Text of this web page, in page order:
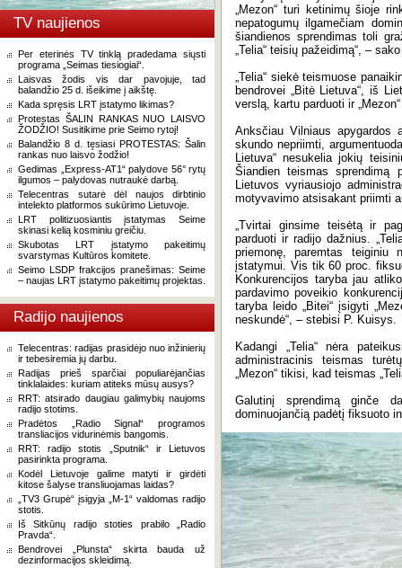
TV naujienos
Per eterinės TV tinklą pradedama siųsti
programa „Seimas tiesiogiai“.
Laisvas žodis vis dar pavojuje, tad
balandžio 25 d. išeikime į aikštę.
Kada spręsis LRT įstatymo likimas?
Protestas ŠALIN RANKAS NUO LAISVO
ŽODŽIO! Susitikime prie Seimo rytoj!
Balandžio 8 d. tęsiasi PROTESTAS: Šalin
rankas nuo laisvo žodžio!
Gedimas „Express-AT1“ palydove 56° rytų
ilgumos – palydovas nutraukė darbą.
Telecentras sutarė dėl naujos dirbtinio
intelekto platformos sukūrimo Lietuvoje.
LRT politizuosiantis įstatymas Seime
skinasi kelią kosminiu greičiu.
Skubotas LRT įstatymo pakeitimų
svarstymas Kultūros komitete.
Seimo LSDP frakcijos pranešimas: Seime
– naujas LRT įstatymo pakeitimų projektas.
Radijo naujienos
Telecentras: radijas prasidėjo nuo inžinierių
ir tebesiremia jų darbu.
Radijas prieš sparčiai populiarėjančias
tinklalaides: kuriam atiteks mūsų ausys?
RRT: atsirado daugiau galimybių naujoms
radijo stotims.
Pradėtos „Radio Signal“ programos
transliacijos vidurinėmis bangomis.
RRT: radijo stotis „Sputnik“ ir Lietuvos
pasirinkta programa.
Kodėl Lietuvoje galime matyti ir girdėti
kitose šalyse transliuojamas laidas?
„TV3 Grupė“ įsigyja „M-1“ valdomas radijo
stotis.
Iš Sitkūnų radijo stoties prabilo „Radio
Pravda“.
Bendrovei „Plunsta“ skirta bauda už
dezinformacijos skleidimą.
„Mezon“ turi ketinimų šioje
nepatogumų ilgamečiam
šiandienos sprendimas toli
„Telia“ teisių pažeidimą“, –
„Telia“ siekė teismuose
bendrovei „Bitė Lietuva“, iš
verslą, kartu parduoti ir
Anksčiau Vilniaus apygardos
skundo nepriimti,
Lietuva“ nesukelia jokių
Šiandien teismas sprendimą
Lietuvos vyriausiojo
motyvavimo atsisakant priimti
„Tvirtai ginsime teisėtą ir
parduoti ir radijo dažnius.
priemonę, paremtas teiginiu
įstatymui. Vis tik 60 proc.
Konkurencijos taryba jau
pardavimo poveikio
taryba leido „Bitei“ įsigyti
neskundė“, – stebisi P. Kuisys.
Kadangi „Telia“ nėra
administracinis teismas
„Mezon“ tikisi, kad teismas
Galutinį sprendimą ginče
dominuojančią padėtį fiksuoto